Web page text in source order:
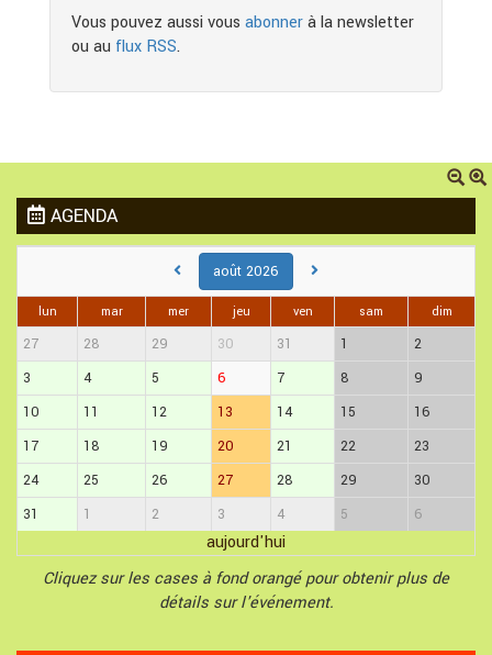
Vous pouvez aussi vous abonnerà la newsletter
ou au flux RSS.
AGENDA
août 2026
lun mar mer jeu ven sam dim
27 28 29 30 31 1
2
3
4 5 6 7 8
9
10
11 12 13 14 15
16
17
18 19 20 21 22
23
24
25 26 27 28 29
30
31
1 2 3 4 5 6
aujourd'hui
Cliquez sur les cases à fond orangé pour obtenir plus de
détails sur l'événement.